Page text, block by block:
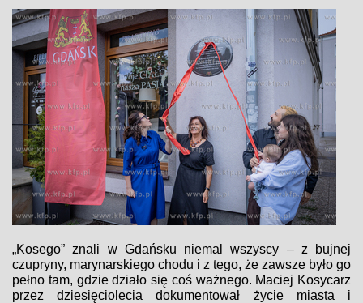
„Kosego” znali w Gdańsku niemal wszyscy – z bujnej
czupryny, marynarskiego chodu i z tego, że zawsze było go
pełno tam, gdzie działo się coś ważnego. Maciej Kosycarz
przez dziesięciolecia dokumentował życie miasta i